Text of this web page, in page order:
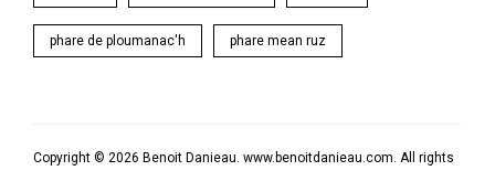
phare de ploumanac'h phare mean ruz
Copyright © 2026 Benoit Danieau. www.benoitdanieau.com. All rights